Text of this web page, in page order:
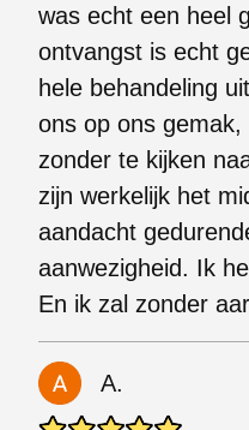
was echt een heel
ontvangst is echt
hele behandeling
ons op ons
zonder te kijken
zijn werkelijk het
aandacht
aanwezigheid. Ik
En ik zal zonder
A.